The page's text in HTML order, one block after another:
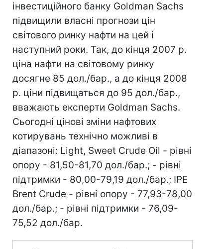
інвестиційного банку Goldman Sachs
підвищили власні прогнози цін
світового ринку нафти на цей і
наступний роки. Так, до кінця 2007 р.
ціна нафти на світовому ринку
досягне 85 дол./бар., а до кінця 2008
р. ціни підвищаться до 95 дол./бар.,
вважають експерти Goldman Sachs.
Сьогодні цінові зміни нафтових
котирувань технічно можливі в
діапазоні: Light, Sweet Crude Oil - рівні
опору - 81,50-81,70 дол./бар.; - рівні
підтримки - 80,00-79,19 дол./бар.; IPE
Brent Crude - рівні опору - 77,93-78,00
дол./бар.; - рівні підтримки - 76,09-
75,52 дол./бар.